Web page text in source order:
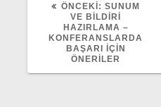
ÖNCEKI: ÖNCEKI
YAZI:
SUNUM
VE BILDIRI
HAZIRLAMA –
KONFERANSLARDA
BAŞARI İÇIN
ÖNERILER